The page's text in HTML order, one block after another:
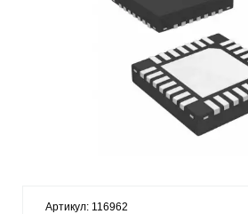
Артикул: 116962